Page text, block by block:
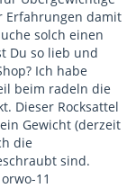
Erfahrungen damit
solch einen
Du so lieb und
Ich habe
beim radeln die
Dieser Rocksattel
Gewicht (derzeit
die
sind.
11